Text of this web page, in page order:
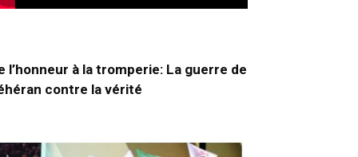
l’honneur à la tromperie: La guerre de
contre la vérité